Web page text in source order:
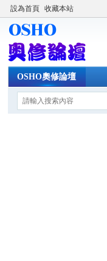
設為首頁 收藏本站
OSHO奧修論壇